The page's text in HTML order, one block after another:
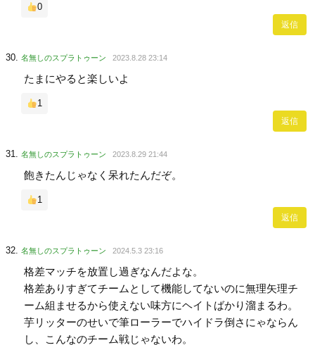
0
返信
名無しのスプラトゥーン 2023.8.28 23:14
たまにやると楽しいよ
1
返信
名無しのスプラトゥーン 2023.8.29 21:44
飽きたんじゃなく呆れたんだぞ。
1
返信
名無しのスプラトゥーン 2024.5.3 23:16
格差マッチを放置し過ぎなんだよな。
格差ありすぎてチームとして機能してないのに無理矢理チ
ーム組ませるから使えない味方にヘイトばかり溜まるわ。
芋リッターのせいで筆ローラーでハイドラ倒さにゃならん
し、こんなのチーム戦じゃないわ。